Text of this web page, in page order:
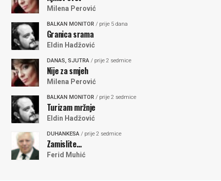
Milena Perović
BALKAN MONITOR/ prije 5 dana
Granica srama
Eldin Hadžović
DANAS, SJUTRA/ prije 2 sedmice
Nije za smjeh
Milena Perović
BALKAN MONITOR/ prije 2 sedmice
Turizam mržnje
Eldin Hadžović
DUHANKESA/ prije 2 sedmice
Zamislite…
Ferid Muhić